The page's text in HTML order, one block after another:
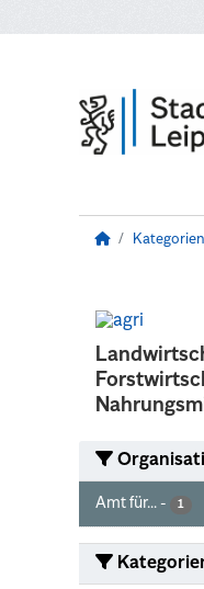
Kategorien
Amt für... - 1